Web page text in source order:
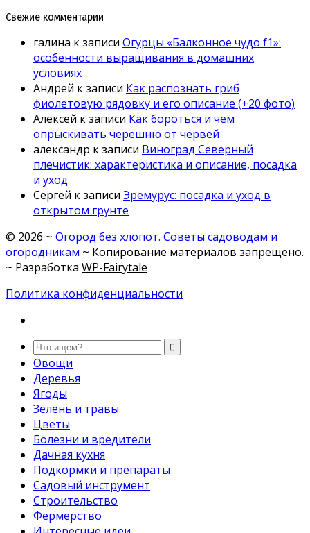
Свежие комментарии
галина к записи Огурцы «Балконное чудо f1»:
особенности выращивания в домашних
условиях
Андрей к записи Как распознать гриб
фиолетовую рядовку и его описание (+20 фото)
Алексей к записи Как бороться и чем
опрыскивать черешню от червей
александр к записи Виноград Северный
плечистик: характеристика и описание, посадка
и уход
Сергей к записи Эремурус: посадка и уход в
открытом грунте
© 2026 ~ Огород без хлопот. Советы садоводам и
огородникам ~ Копирование материалов запрещено.
~ Разработка WP-Fairytale
Политика конфиденциальности
Овощи
Деревья
Ягоды
Зелень и травы
Цветы
Болезни и вредители
Дачная кухня
Подкормки и препараты
Садовый инструмент
Строительство
Фермерство